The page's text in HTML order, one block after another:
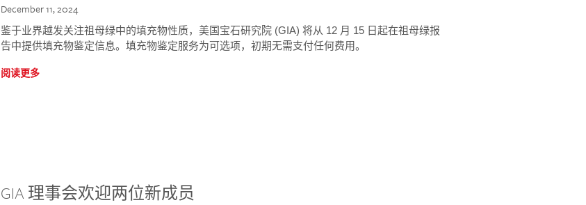
December 11, 2024
鉴于业界越发关注祖母绿中的填充物性质，美国宝石研究院 (GIA) 将从 12 月 15 日起在祖母绿报
告中提供填充物鉴定信息。填充物鉴定服务为可选项，初期无需支付任何费用。
阅读更多
GIA 理事会欢迎两位新成员